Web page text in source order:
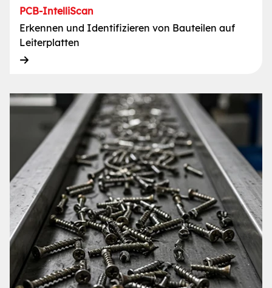
PCB-IntelliScan
Erkennen und Identifizieren von Bauteilen auf
Leiterplatten